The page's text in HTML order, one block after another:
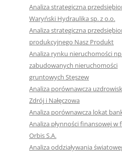
DYPLOMOWYCH
JAK PRZYGOTOWAĆ SIĘ DO
OBRONY PRACY DYPLOMOWEJ
Analiza strategiczna
Waryński Hydraulika sp. z o.o.
Analiza strategiczna
produkcyjnego Nasz Produkt
Analiza rynku nieruchomości
zabudowanych nieruchomości
gruntowych Stęszew
Analiza porównawcza
Zdrój i Nałęczowa
Analiza porównawcza lokat
Analiza płynności finansowej w
Orbis S.A.
Analiza oddziaływania